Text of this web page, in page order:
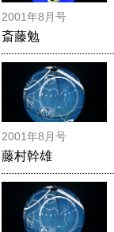
2001年8月号
斎藤勉
2001年8月号
藤村幹雄